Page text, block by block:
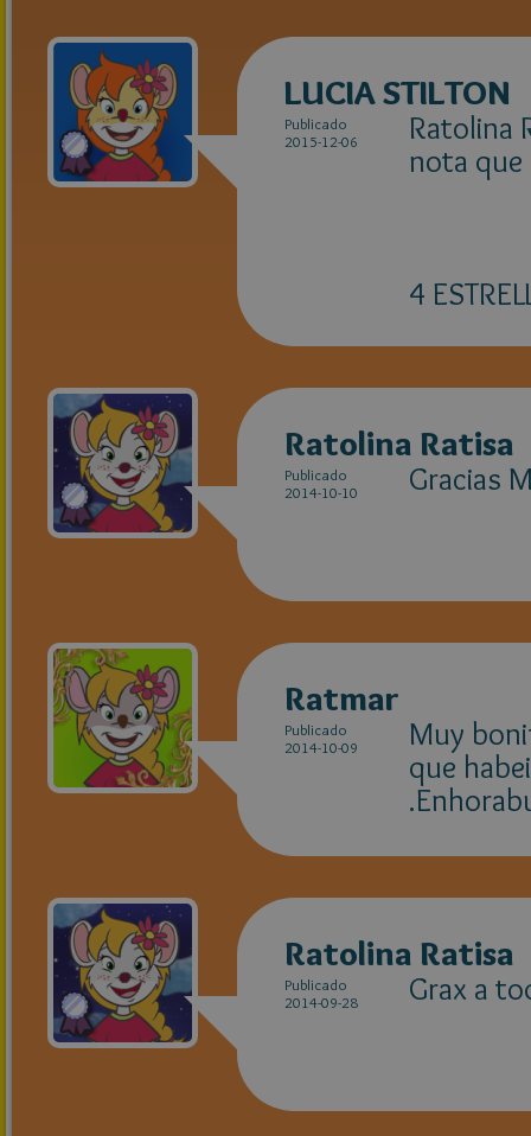
LUCIA STILTON
Publicado
2015-12-06
Ratolina
nota
4
Ratolina Ratisa
Publicado
2014-10-10
Gracias
Ratmar
Publicado
2014-10-09
Muy
que
Ratolina Ratisa
Publicado
2014-09-28
Grax a